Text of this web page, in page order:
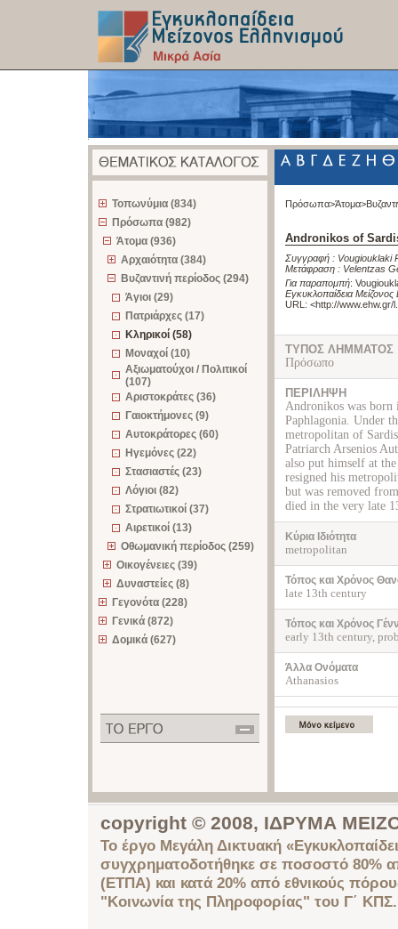
Τοπωνύμια (834)
Πρόσωπα (982)
Άτομα (936)
Αρχαιότητα (384)
Βυζαντινή περίοδος (294)
Άγιοι (29)
Πατριάρχες (17)
Κληρικοί (58)
Μοναχοί (10)
Αξιωματούχοι / Πολιτικοί
(107)
Αριστοκράτες (36)
Γαιοκτήμονες (9)
Αυτοκράτορες (60)
Ηγεμόνες (22)
Στασιαστές (23)
Λόγιοι (82)
Στρατιωτικοί (37)
Αιρετικοί (13)
Οθωμανική περίοδος (259)
Οικογένειες (39)
Δυναστείες (8)
Γεγονότα (228)
Γενικά (872)
Δομικά (627)
Πρόσωπα>Άτομα>
Andronikos of
Συγγραφή : Vougiouklaki
Μετάφραση : Velentzas
Για παραπομπή:
Εγκυκλοπαίδεια
URL: <http://www.ehw.gr/
ΤΥΠΟΣ ΛΗΜΜΑΤΟΣ
Πρόσωπο
ΠΕΡΙΛΗΨΗ
Andronikos was born
Paphlagonia. Under
metropolitan of
Patriarch Arsenios
also put himself at
resigned his
but was removed
died in the very late
Κύρια Ιδιότητα
metropolitan
Τόπος και Χρόνος
late 13th century
Τόπος και Χρόνος
early 13th century,
Άλλα Ονόματα
Athanasios
copyright © 2008, ΙΔΡΥΜΑ
Το έργο Μεγάλη Δικτυακή
συγχρηματοδοτήθηκε σε ποσοστό 80%
(ΕΤΠΑ) και κατά 20% από εθνικούς
"Κοινωνία της Πληροφορίας" του Γ΄ ΚΠΣ.